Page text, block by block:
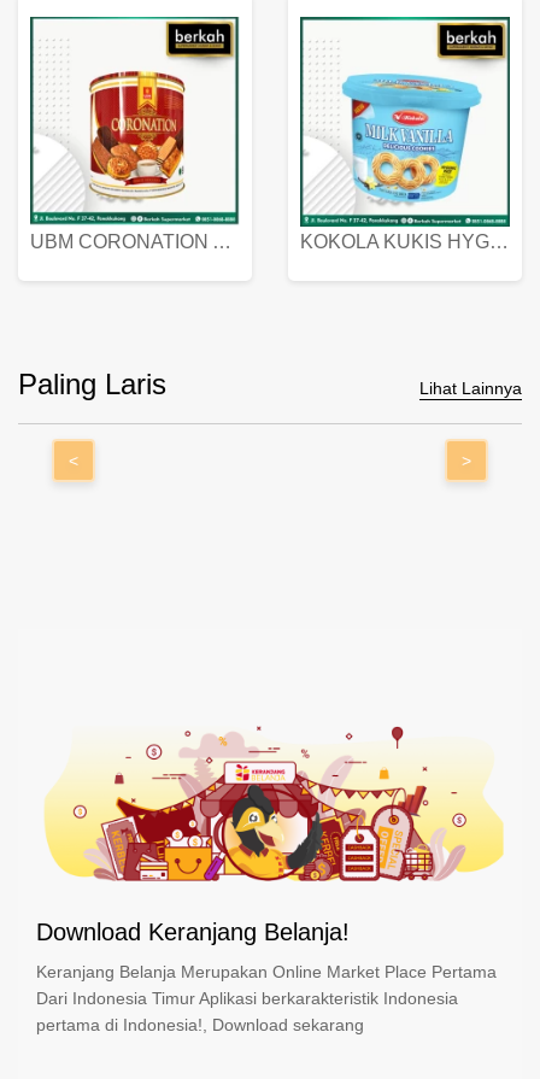
UBM CORONATION ASSORTED BISKUIT KALENG 450 GRAM KOKOLA KUKIS HYGIENIC MILK VANILLA PACK 320 GR
Paling Laris Lihat Lainnya
< >
Download Keranjang Belanja!
Keranjang Belanja Merupakan Online Market Place Pertama
Dari Indonesia Timur Aplikasi berkarakteristik Indonesia
pertama di Indonesia!, Download sekarang